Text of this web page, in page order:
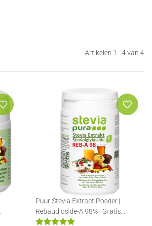
Artikelen 1 - 4 van 4
Puur Stevia Extract Poeder |
Rebaudioside-A 98% | Gratis
Doseerlepel | 100g